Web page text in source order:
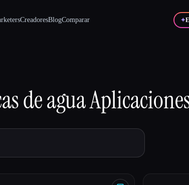
CreadoresBlogComparar ✦
de agua